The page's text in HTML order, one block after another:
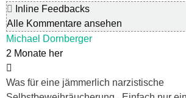
Inline Feedbacks
Alle Kommentare ansehen
Michael Dornberger
2 Monate her
Was für eine jämmerlich narzistische